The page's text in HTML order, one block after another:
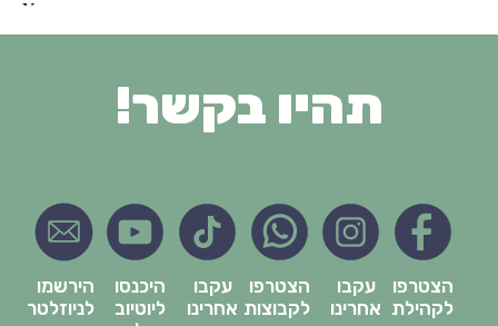
תהיו בקשר!
הצטרפו
לקהילת
עקבו
אחרינו
הצטרפו
לקבוצות
עקבו
אחרינו
היכנסו
ליוטיוב
הירשמו
לניוזלטר